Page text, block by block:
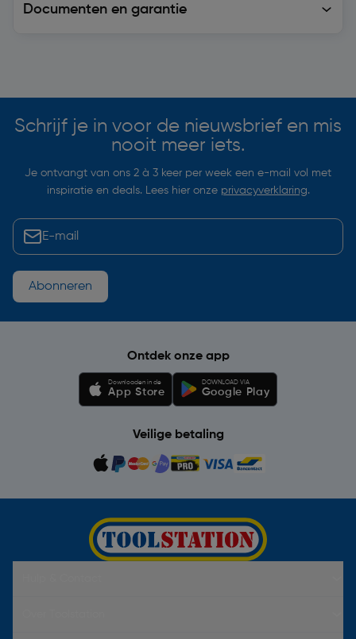
Documenten en garantie
Schrijf je in voor de nieuwsbrief en mis
nooit meer iets.
Je ontvangt van ons 2 à 3 keer per week een e-mail vol met
inspiratie en deals. Lees hier onze privacyverklaring.
Abonneren
Ontdek onze app
Downloaden in de
App Store
DOWNLOAD VIA
Google Play
Veilige betaling